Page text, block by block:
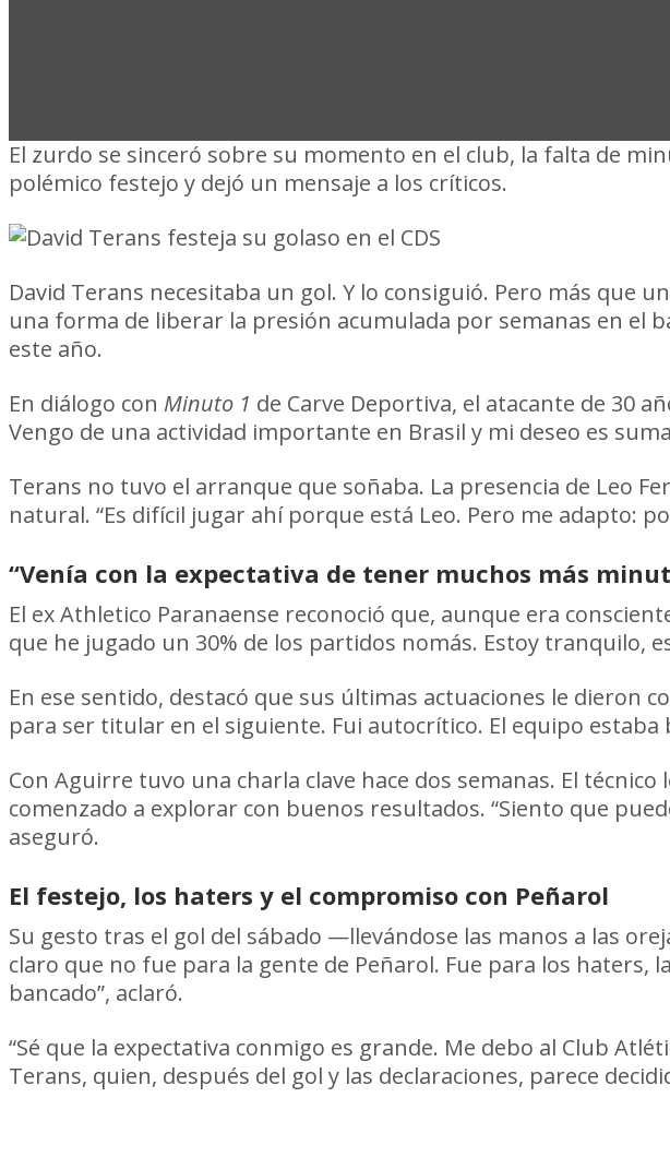
El zurdo se sinceró sobre su momento en el club, la falta de
polémico festejo y dejó un mensaje a los críticos.
David Terans necesitaba un gol. Y lo consiguió. Pero más que
una forma de liberar la presión acumulada por semanas en el
este año.
En diálogo con Minuto 1 de Carve Deportiva, el atacante de 30
Vengo de una actividad importante en Brasil y mi deseo es
Terans no tuvo el arranque que soñaba. La presencia de Leo
natural. “Es difícil jugar ahí porque está Leo. Pero me adapto:
“Venía con la expectativa de tener muchos más
El ex Athletico Paranaense reconoció que, aunque era
que he jugado un 30% de los partidos nomás. Estoy tranquilo,
En ese sentido, destacó que sus últimas actuaciones le dieron
para ser titular en el siguiente. Fui autocrítico. El equipo
Con Aguirre tuvo una charla clave hace dos semanas. El
comenzado a explorar con buenos resultados. “Siento que
aseguró.
El festejo, los haters y el compromiso con Peñarol
Su gesto tras el gol del sábado —llevándose las manos a las
claro que no fue para la gente de Peñarol. Fue para los haters,
bancado”, aclaró.
“Sé que la expectativa conmigo es grande. Me debo al Club
Terans, quien, después del gol y las declaraciones, parece